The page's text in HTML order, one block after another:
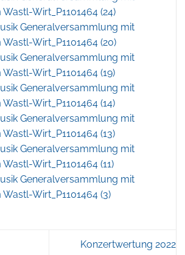
Konzertwertung 2022